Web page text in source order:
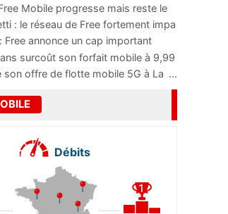
Mobile progresse mais reste le
...
: le réseau de Free fortement impa
Free annonce un cap important
...
surcoût son forfait mobile à 9,99
son offre de flotte mobile 5G à La ...
Débits